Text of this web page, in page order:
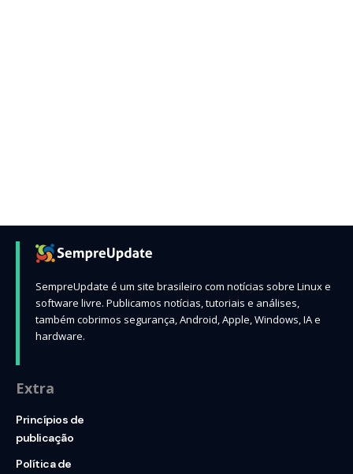
SempreUpdate é um site brasileiro com notícias sobre Linux e
software livre. Publicamos notícias, tutoriais e análises,
também cobrimos segurança, Android, Apple, Windows, IA e
hardware.
Extra
Princípios de
publicação
Política de